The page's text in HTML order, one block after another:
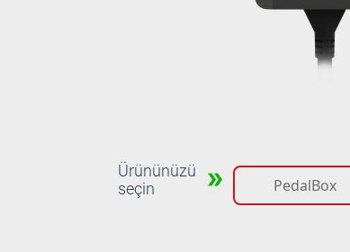
Ürününüzü
seçin
PedalBox